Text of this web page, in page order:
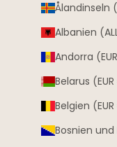
Ålandinseln
Albanien
Andorra
Belarus
Belgien
Bosnien